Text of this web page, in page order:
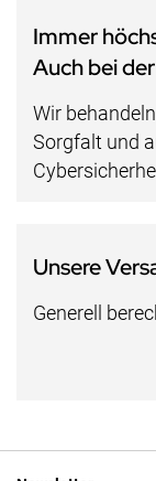
Immer
Auch bei
Wir
Sorgfalt und
Unsere
Generell